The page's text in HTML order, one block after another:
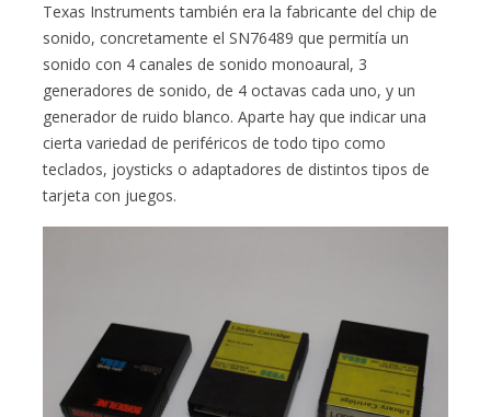
Texas Instruments también era la fabricante del chip de
sonido, concretamente el SN76489 que permitía un
sonido con 4 canales de sonido monoaural, 3
generadores de sonido, de 4 octavas cada uno, y un
generador de ruido blanco. Aparte hay que indicar una
cierta variedad de periféricos de todo tipo como
teclados, joysticks o adaptadores de distintos tipos de
tarjeta con juegos.